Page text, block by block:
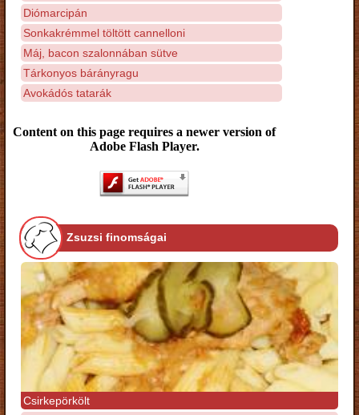
Diómarcipán
Sonkakrémmel töltött cannelloni
Máj, bacon szalonnában sütve
Tárkonyos bárányragu
Avokádós tatarák
Content on this page requires a newer version of
Adobe Flash Player.
Zsuzsi finomságai
Csirkepörkölt